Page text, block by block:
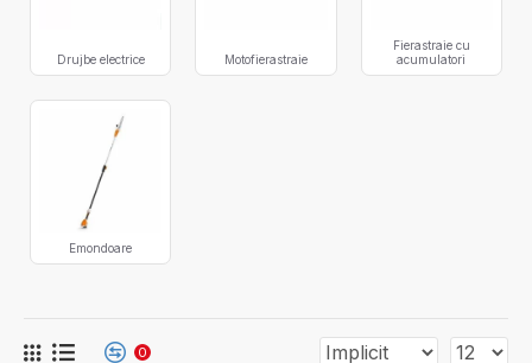
Drujbe electrice Motofierastraie
Fierastraie cu
acumulatori
Emondoare
0